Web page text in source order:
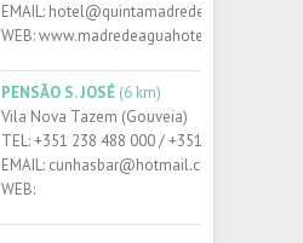
EMAIL: hotel@quintamadredeagua.pt
WEB: www.madredeaguahotelrural.pt
PENSÃO S. JOSÉ (6 km)
Vila Nova Tazem (Gouveia)
TEL: +351 238 488 000 / +351 965 546 625
EMAIL: cunhasbar@hotmail.com
WEB: